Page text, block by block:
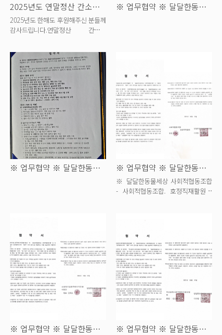
2025년도 연말정산 간소화 등록 신청
2025년도 한해도 후원해주신 분들께
감사드립니다.연말정산 간소화
내 신...
※ 업무협약 ※ 달달한동물세상 X 사상문...
※ 업무협약 ※ 달달한동물세상 X 사상... ※ 업무협약 ※ 달달한동물세상 X 사회...
※ 달달한동물세상 사회적협동조합
- 사회적협동조합. 호정직재활원
※ 업무협약 ※ 달달한동물세상 X 사회... ※ 업무협약 ※ 달달한동물세상 X 부산...